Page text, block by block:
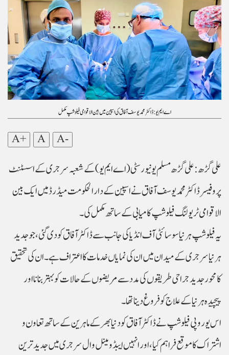
اے ایم یو :ڈاکٹر محمد یوسف آفاق کی اسپین میں بین الاقوامی فیلوشپ مکمل
A+ A A-
علی گڑھ: علی گڑھ مسلم یونیورسٹی (اے ایم یو) کے شعبہ سرجری کے اسسٹنٹ
پروفیسر ڈاکٹر محمد یوسف آفاق نے اسپین کے دارالحکومت میڈرڈ میں ایک بین
الاقوامی ٹریولنگ فیلوشپ کامیابی کے ساتھ مکمل کی۔
ہرنیا سرجری کے میدان میں ان کی نمایاں خدمات کا اعتراف ہے۔ ان کی تحقیق
کا محور جدید جراحی طریقوں کی مدد سے مریضوں کے حالات کو بہتر بنانا اور
پیچیدہ ہرنیا کے علاج کو فروغ دینا تھا۔
اشتراک کا موقع فراہم کیا، اور انہیں ایبڈومینل وال سرجری میں جدید ترین